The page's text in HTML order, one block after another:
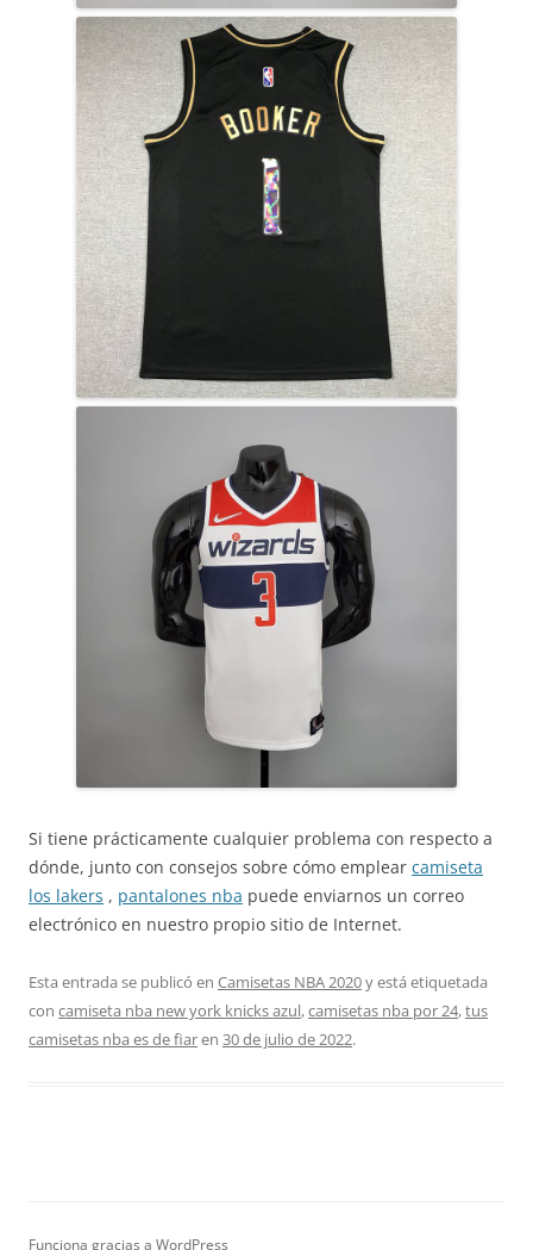
Si tiene prácticamente cualquier problema con respecto a
dónde, junto con consejos sobre cómo emplear camiseta
los lakers , pantalones nba puede enviarnos un correo
electrónico en nuestro propio sitio de Internet.
Esta entrada se publicó en Camisetas NBA 2020y está etiquetada
con camiseta nba new york knicks azul,camisetas nba por 24,tus
camisetas nba es de fiaren 30 de julio de 2022.
Funciona gracias a WordPress